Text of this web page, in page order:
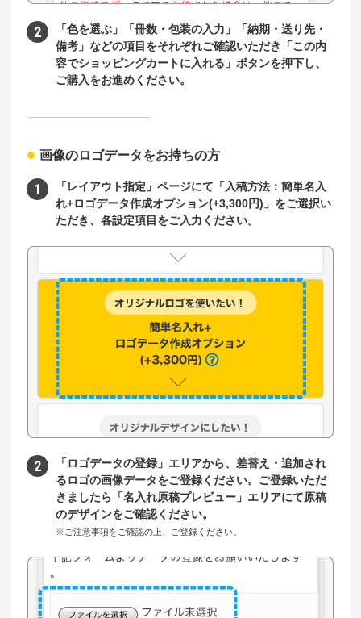
「色を選ぶ」「冊数・包装の入力」「納期・送り先・
備考」などの項目をそれぞれご確認いただき「この内
容でショッピングカートに入れる」ボタンを押下し、
ご購入をお進めください。
画像のロゴデータをお持ちの方
「レイアウト指定」ページにて「入稿方法：簡単名入
れ+ロゴデータ作成オプション(+3,300円)」をご選択い
ただき、各設定項目をご入力ください。
「ロゴデータの登録」エリアから、差替え・追加され
るロゴの画像データをご登録ください。ご登録いただ
きましたら「名入れ原稿プレビュー」エリアにて原稿
のデザインをご確認ください。
※ご注意事項をご確認の上、ご登録ください。